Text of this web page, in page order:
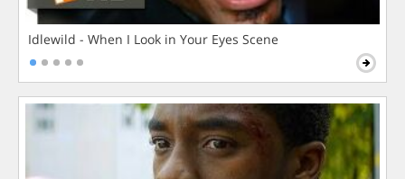
Idlewild - When I Look in Your Eyes Scene